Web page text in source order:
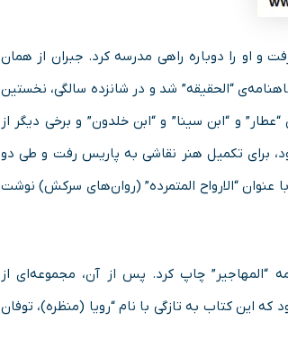
و او را دوباره راهی مدرسه کرد. جبران از همان
“الحقیقه” شد و در شانزده سالگی، نخستین
و “ابن سینا” و “ابن خلدون” و برخی دیگر از
برای تکمیل هنر نقاشی به پاریس رفت و طی دو
عنوان “الارواح المتمرده” (روان‌های سرکش) نوشت
روزنامه “المهاجیر” چاپ کرد. پس از آن، مجموعه‌ای از
که این کتاب به تازگی با نام “رویا (منظره)، توفان